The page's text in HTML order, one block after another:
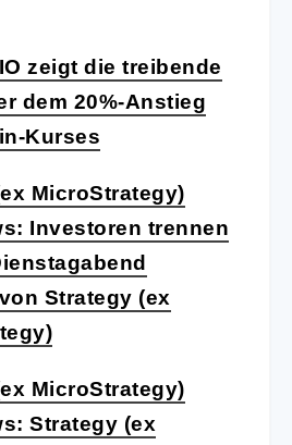
zeigt die treibende
dem 20%-Anstieg
Kurses
MicroStrategy)
Investoren trennen
Strategy (ex
MicroStrategy)
Strategy (ex